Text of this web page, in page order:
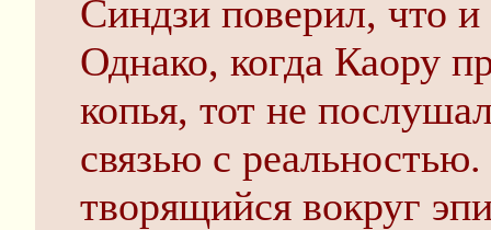
Синдзи поверил, что
Однако, когда Каору
копья, тот не
связью с
творящийся вокруг